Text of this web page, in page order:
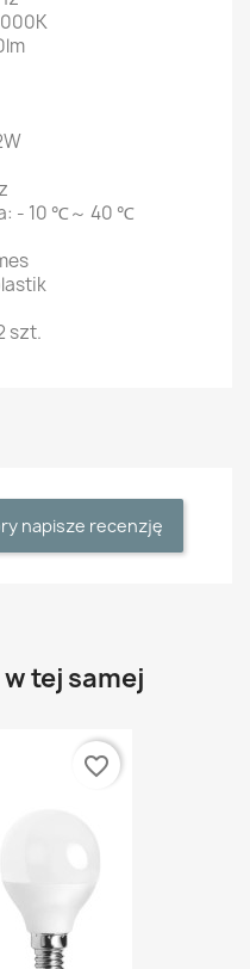
- 10 ℃～ 40 ℃
szt.
napisze recenzję
tej samej
favorite_border